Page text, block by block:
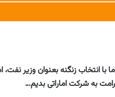
با انتخاب زنگنه بعنوان وزیر